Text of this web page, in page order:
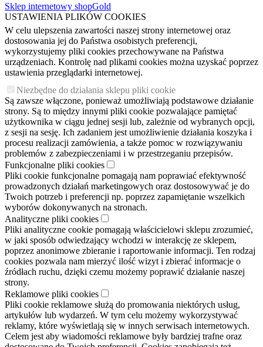
Sklep internetowy shopGold
USTAWIENIA PLIKÓW COOKIES
W celu ulepszenia zawartości naszej strony internetowej oraz
dostosowania jej do Państwa osobistych preferencji,
wykorzystujemy pliki cookies przechowywane na Państwa
urządzeniach. Kontrolę nad plikami cookies można uzyskać poprzez
ustawienia przeglądarki internetowej.
Niezbędne do działania sklepu pliki cookie
Są zawsze włączone, ponieważ umożliwiają podstawowe działanie
strony. Są to między innymi pliki cookie pozwalające pamiętać
użytkownika w ciągu jednej sesji lub, zależnie od wybranych opcji,
z sesji na sesję. Ich zadaniem jest umożliwienie działania koszyka i
procesu realizacji zamówienia, a także pomoc w rozwiązywaniu
problemów z zabezpieczeniami i w przestrzeganiu przepisów.
Funkcjonalne pliki cookies
Pliki cookie funkcjonalne pomagają nam poprawiać efektywność
prowadzonych działań marketingowych oraz dostosowywać je do
Twoich potrzeb i preferencji np. poprzez zapamiętanie wszelkich
wyborów dokonywanych na stronach.
Analityczne pliki cookies
Pliki analityczne cookie pomagają właścicielowi sklepu zrozumieć,
w jaki sposób odwiedzający wchodzi w interakcję ze sklepem,
poprzez anonimowe zbieranie i raportowanie informacji. Ten rodzaj
cookies pozwala nam mierzyć ilość wizyt i zbierać informacje o
źródłach ruchu, dzięki czemu możemy poprawić działanie naszej
strony.
Reklamowe pliki cookies
Pliki cookie reklamowe służą do promowania niektórych usług,
artykułów lub wydarzeń. W tym celu możemy wykorzystywać
reklamy, które wyświetlają się w innych serwisach internetowych.
Celem jest aby wiadomości reklamowe były bardziej trafne oraz